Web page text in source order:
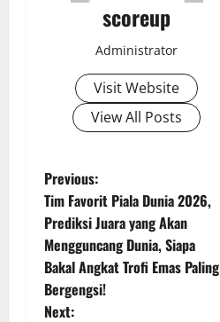
scoreup
Administrator
Visit Website
View All Posts
P
o
s
t
Previous:
Tim Favorit Piala Dunia 2026,
Prediksi Juara yang Akan
Mengguncang Dunia, Siapa
Bakal Angkat Trofi Emas Paling
Bergengsi!
Next: